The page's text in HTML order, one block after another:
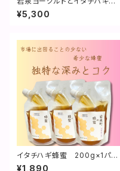
蜜のセット
¥5,300
イタチハギ蜂蜜 200g×1パッ
ク**こだわりの味と香り**
¥1,890